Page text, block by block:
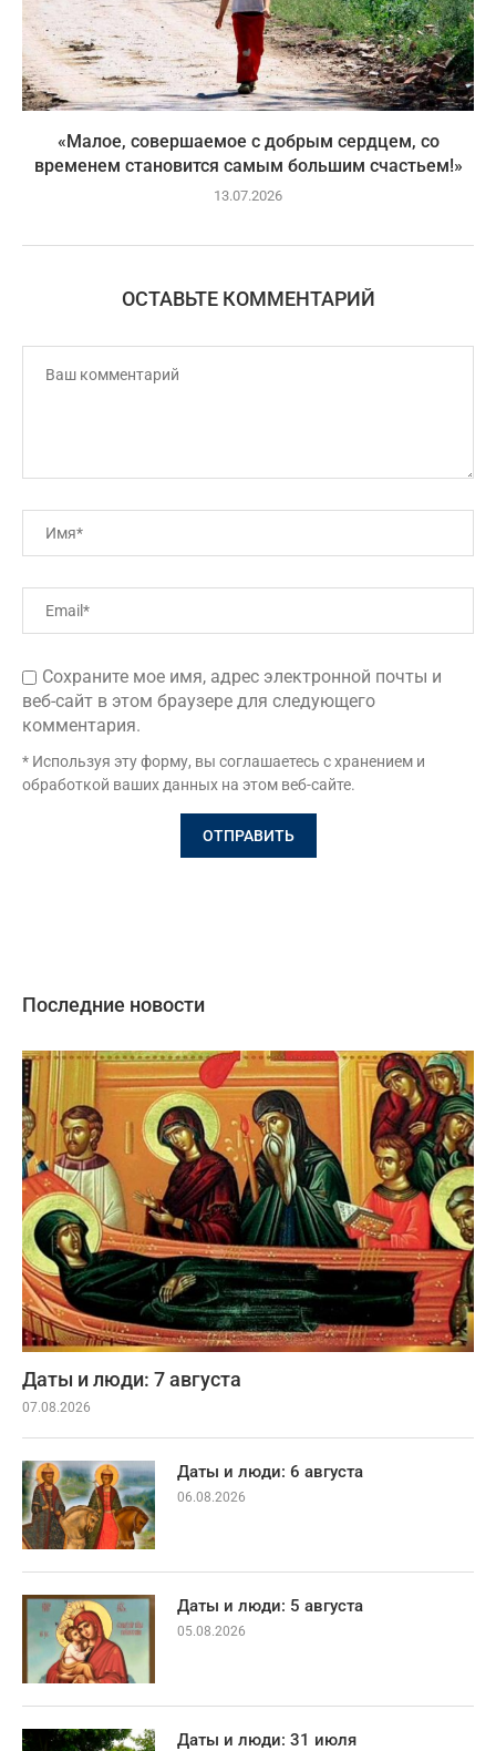
«Малое, совершаемое с добрым сердцем, со
временем становится самым большим счастьем!»
13.07.2026
ОСТАВЬТЕ КОММЕНТАРИЙ
Сохраните мое имя, адрес электронной почты и
веб-сайт в этом браузере для следующего
комментария.
* Используя эту форму, вы соглашаетесь с хранением и
обработкой ваших данных на этом веб-сайте.
Последние новости
Даты и люди: 7 августа
07.08.2026
Даты и люди: 6 августа
06.08.2026
Даты и люди: 5 августа
05.08.2026
Даты и люди: 31 июля